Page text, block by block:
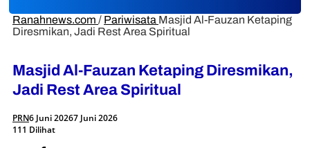
Ranahnews.com / Pariwisata Masjid Al-Fauzan Ketaping
Diresmikan, Jadi Rest Area Spiritual
Masjid Al-Fauzan Ketaping Diresmikan,
Jadi Rest Area Spiritual
PRN6 Juni 20267 Juni 2026
111 Dilihat